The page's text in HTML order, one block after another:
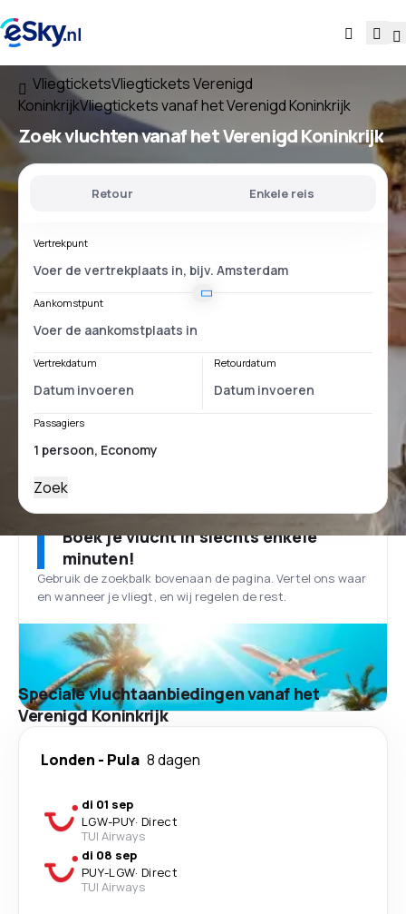
VliegticketsVliegtickets Verenigd
KoninkrijkVliegtickets vanaf het Verenigd Koninkrijk
Zoek vluchtenvanaf het Verenigd Koninkrijk
Retour Enkele reis
Vertrekpunt
Aankomstpunt
Vertrekdatum Retourdatum
Passagiers
Zoek
Boek je vlucht in slechts enkele
minuten!
Gebruik de zoekbalk bovenaan de pagina. Vertel ons waar
en wanneer je vliegt, en wij regelen de rest.
Speciale vluchtaanbiedingen vanaf het
Verenigd Koninkrijk
Londen - Pula 8 dagen
di 01 sep
LGW-PUY· Direct
TUI Airways
di 08 sep
PUY-LGW· Direct
TUI Airways